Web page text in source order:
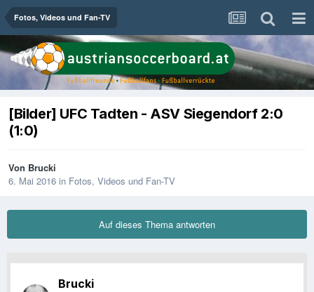
Fotos, Videos und Fan-TV
[Bilder] UFC Tadten - ASV Siegendorf 2:0
(1:0)
Von Brucki
6. Mai 2016 in Fotos, Videos und Fan-TV
Auf dieses Thema antworten
Brucki